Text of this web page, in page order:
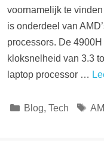
voornamelijk te
is onderdeel van
processors. De
kloksnelheid van 3.3
laptop processor …
Categorieën
Blog, Tech